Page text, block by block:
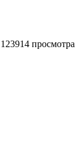
123914 просмотра